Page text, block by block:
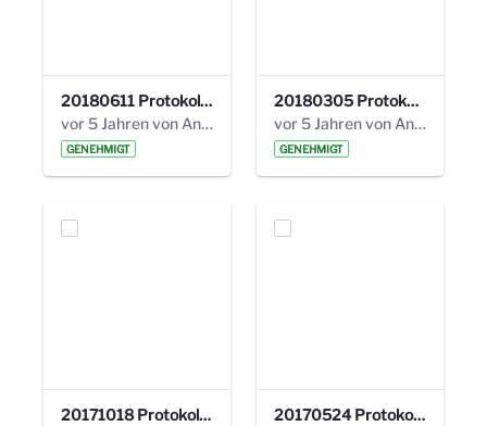
20180611 Protokoll 23. Steuerungskreis.pdf
vor 5 Jahren von Anni Schlumberger
GENEHMIGT
20180305 Protokoll 22. Steuerungskreis.pdf
vor 5 Jahren von Anni Schlumberger
GENEHMIGT
20171018 Protokoll 21. Steuerungskreis.pdf
20170524 Protokoll 20. Steuerungskreis.pdf